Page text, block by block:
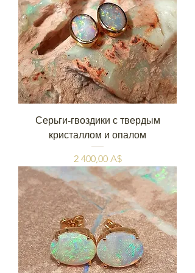
Серьги-гвоздики с твердым
кристаллом и опалом
Цена
2 400,00 A$